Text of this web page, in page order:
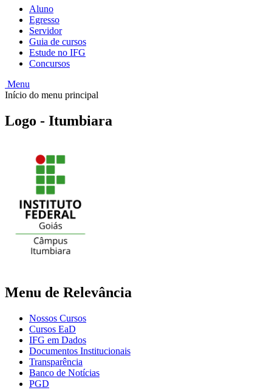
Aluno
Egresso
Servidor
Guia de cursos
Estude no IFG
Concursos
Menu
Início do menu principal
Logo - Itumbiara
Menu de Relevância
Nossos Cursos
Cursos EaD
IFG em Dados
Documentos Institucionais
Transparência
Banco de Notícias
PGD